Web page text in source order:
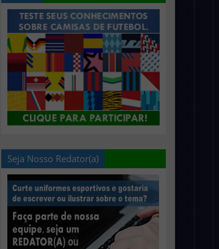
Seja Nosso Redator(a)